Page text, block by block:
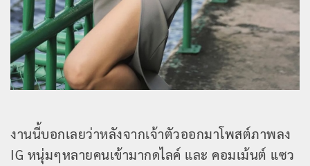
งานนี้บอกเลยว่าหลังจากเจ้าตัวออกมาโพสต์ภาพลง
IG หนุ่มๆหลายคนเข้ามากดไลค์ และ คอมเม้นต์ แซว